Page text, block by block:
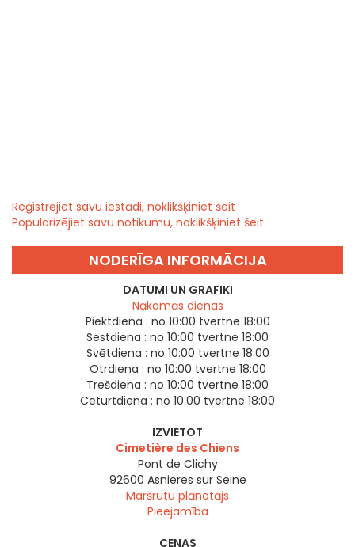
Reģistrējiet savu iestādi, noklikšķiniet šeit
Popularizējiet savu notikumu, noklikšķiniet šeit
NODERĪGA INFORMĀCIJA
DATUMI UN GRAFIKI
Nākamās dienas
Piektdiena : no 10:00 tvertne 18:00
Sestdiena : no 10:00 tvertne 18:00
Svētdiena : no 10:00 tvertne 18:00
Otrdiena : no 10:00 tvertne 18:00
Trešdiena : no 10:00 tvertne 18:00
Ceturtdiena : no 10:00 tvertne 18:00
IZVIETOT
Cimetière des Chiens
Pont de Clichy
92600 Asnieres sur Seine
Maršrutu plānotājs
Pieejamība
CENAS